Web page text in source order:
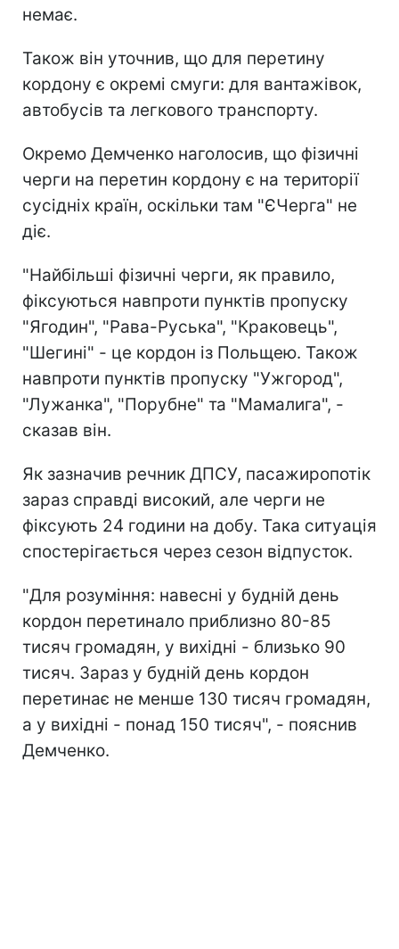
немає.
Також він уточнив, що для перетину
кордону є окремі смуги: для вантажівок,
автобусів та легкового транспорту.
Окремо Демченко наголосив, що фізичні
черги на перетин кордону є на території
сусідніх країн, оскільки там "ЄЧерга" не
діє.
"Найбільші фізичні черги, як правило,
фіксуються навпроти пунктів пропуску
"Ягодин", "Рава-Руська", "Краковець",
"Шегині" - це кордон із Польщею. Також
навпроти пунктів пропуску "Ужгород",
"Лужанка", "Порубне" та "Мамалига", -
сказав він.
Як зазначив речник ДПСУ, пасажиропотік
зараз справді високий, але черги не
фіксують 24 години на добу. Така ситуація
спостерігається через сезон відпусток.
"Для розуміння: навесні у будній день
кордон перетинало приблизно 80-85
тисяч громадян, у вихідні - близько 90
тисяч. Зараз у будній день кордон
перетинає не менше 130 тисяч громадян,
а у вихідні - понад 150 тисяч", - пояснив
Демченко.